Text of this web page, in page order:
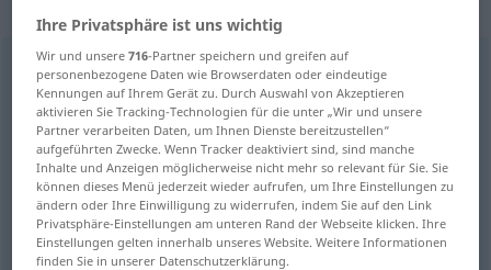
fetzen [ˈfɛtsən]v/i <sein> UMG
Übersicht aller Übersetzungen
(Für mehr Details die Übersetzung anklicken/antippen)
tear, hare be mind-blowing
shout
Ihre Privatsphäre ist uns wichtig
Wir und unsere716-Partner speichern und greifen auf
personenbezogene Daten wie Browserdaten oder eindeutige
Kennungen auf Ihrem Gerät zu. Durch Auswahl von Akzeptieren
aktivieren Sie Tracking-Technologien für die unter „Wir und unsere
Partner verarbeiten Daten, um Ihnen Dienste bereitzustellen“
aufgeführten Zwecke. Wenn Tracker deaktiviert sind, sind manche
Inhalte und Anzeigen möglicherweise nicht mehr so relevant für Sie. Sie
können dieses Menü jederzeit wieder aufrufen, um Ihre Einstellungen zu
ändern oder Ihre Einwilligung zu widerrufen, indem Sie auf den Link
Privatsphäre-Einstellungen am unteren Rand der Webseite klicken. Ihre
Einstellungen gelten innerhalb unseres Website. Weitere Informationen
finden Sie in unserer Datenschutzerklärung.